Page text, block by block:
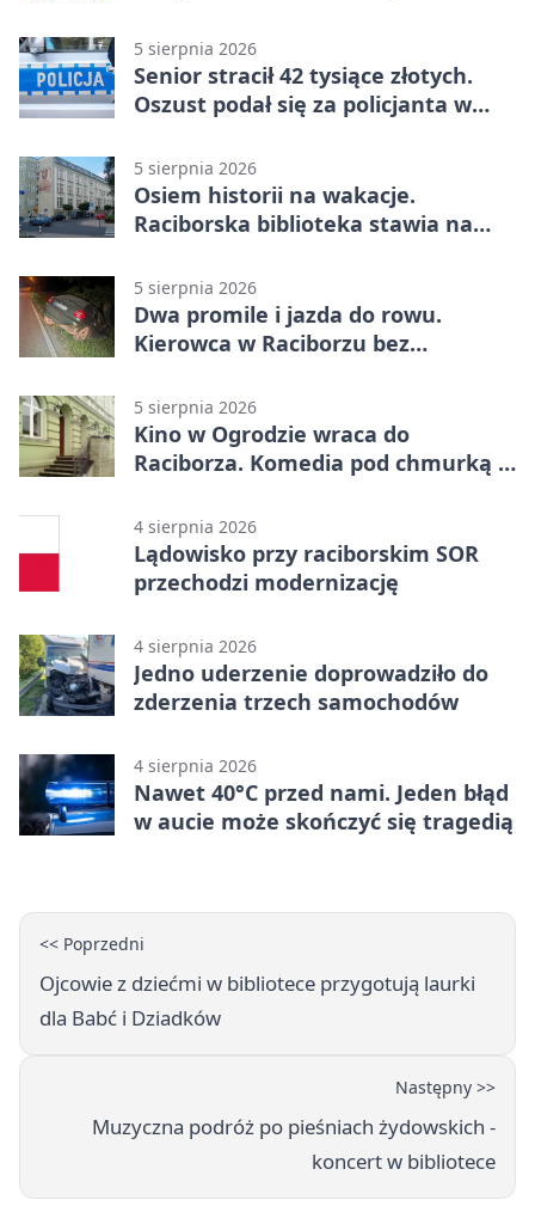
5 sierpnia 2026
Senior stracił 42 tysiące złotych.
Oszust podał się za policjanta w
5 sierpnia 2026
Osiem historii na wakacje.
Raciborska biblioteka stawia na
5 sierpnia 2026
Dwa promile i jazda do rowu.
Kierowca w Raciborzu bez
5 sierpnia 2026
Kino w Ogrodzie wraca do
Raciborza. Komedia pod chmurką w
4 sierpnia 2026
Lądowisko przy raciborskim SOR
przechodzi modernizację
4 sierpnia 2026
Jedno uderzenie doprowadziło do
zderzenia trzech samochodów
4 sierpnia 2026
Nawet 40°C przed nami. Jeden błąd
w aucie może skończyć się tragedią
<< Poprzedni
Ojcowie z dziećmi w bibliotece przygotują laurki
dla Babć i Dziadków
Następny >>
Muzyczna podróż po pieśniach żydowskich -
koncert w bibliotece